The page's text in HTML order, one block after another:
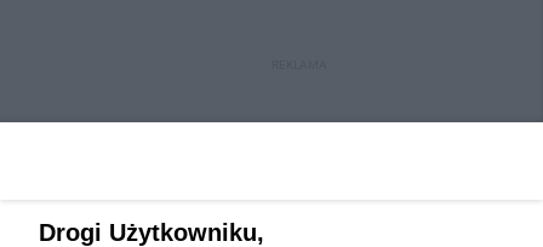
Drogi Użytkowniku,